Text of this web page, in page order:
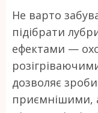
Не варто
підібрати
ефектами —
дозволяє
приємнішими,